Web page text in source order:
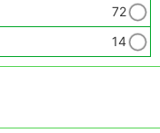
72
14